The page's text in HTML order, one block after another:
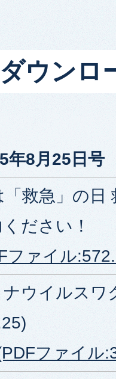
ウンロ
年8月25日号
「救急」の日
ださい！
ファイル
ウイルスワ
ファイル